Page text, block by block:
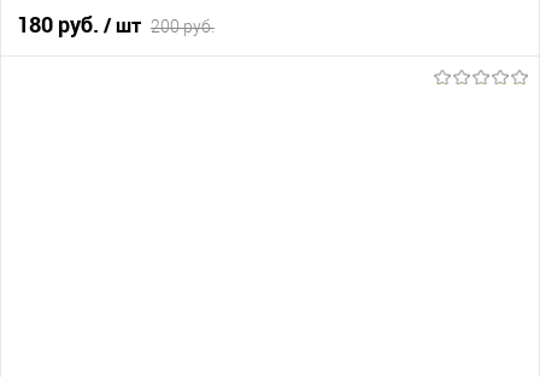
180 руб. / шт 200 руб.